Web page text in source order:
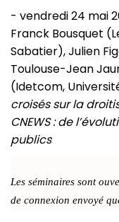
- vendredi 24 mai
Franck Bousquet
Sabatier), Julien
Toulouse-Jean
(Idetcom,
croisés sur la
CNEWS : de
publics
Les séminaires sont
de connexion envoyé